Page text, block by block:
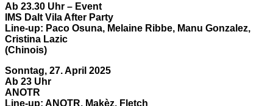
Ab 23.30 Uhr – Event
IMS Dalt Vila After Party
Line-up: Paco Osuna, Melaine Ribbe, Manu Gonzalez,
Cristina Lazic
(Chinois)
Sonntag, 27. April 2025
Ab 23 Uhr
ANOTR
Line-up: ANOTR, Makèz, Fletch